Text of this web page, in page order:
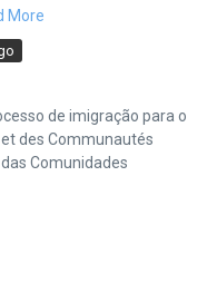
More
de imigração para o
des Communautés
Comunidades